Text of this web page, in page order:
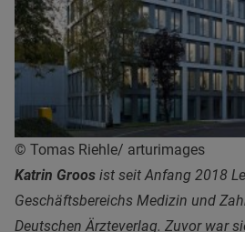
© Tomas Riehle/ arturimages
Katrin Groos ist seit Anfang 2018
Geschäftsbereichs Medizin und
Deutschen Ärzteverlag. Zuvor war